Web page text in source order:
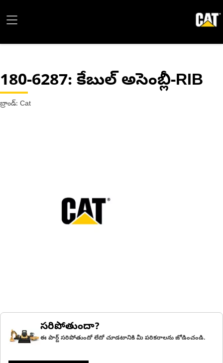
180-6287: కేబుల్ అసెంబ్లీ-RIB
బ్రాండ్: Cat
సరిపోతుందా?
ఈ పార్ట్ సరిపోతుందో లేదో చూడటానికి మీ పరికరాలను జోడించండి.